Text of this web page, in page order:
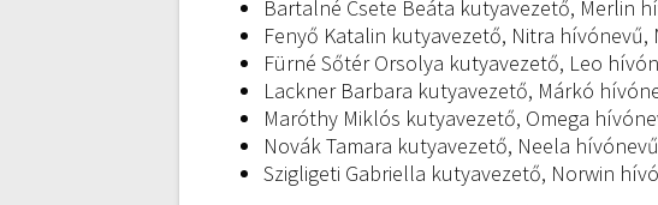
Bartalné Csete Beáta kutyavezető, Merlin
Fenyő Katalin kutyavezető, Nitra
Fürné Sőtér Orsolya kutyavezető, Leo
Lackner Barbara kutyavezető, Márkó
Maróthy Miklós kutyavezető, Omega
Novák Tamara kutyavezető, Neela
Szigligeti Gabriella kutyavezető, Norwin